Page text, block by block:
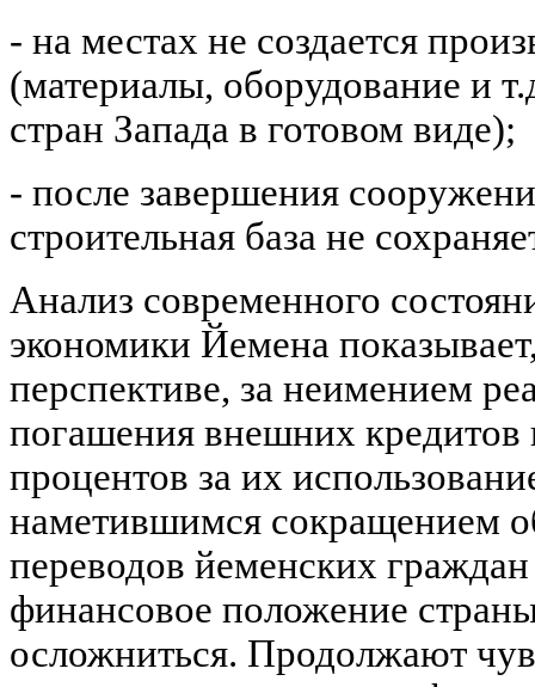
- на местах не создается
(материалы, оборудование и
стран Запада в готовом виде);
- после завершения
строительная база не
Анализ современного
экономики Йемена
перспективе, за неимением
погашения внешних кредитов
процентов за их
наметившимся сокращением
переводов йеменских
финансовое положение
осложниться. Продолжают